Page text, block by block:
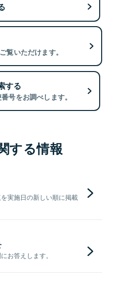
覧いただけます。
する
号をお調べします。
する情報
実施日の新しい順に掲載
お答えします。